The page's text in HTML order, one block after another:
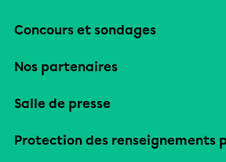
Concours et sondages
Nos partenaires
Salle de presse
Protection des renseignements